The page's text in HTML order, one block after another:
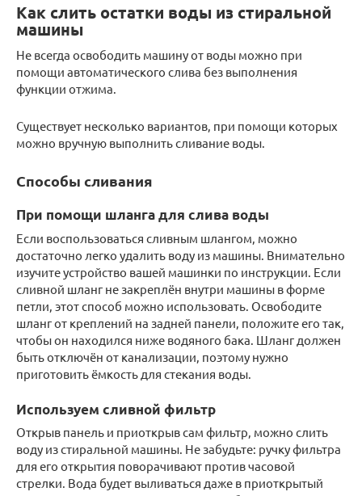
Как слить остатки воды из стиральной
машины
Не всегда освободить машину от воды можно при
помощи автоматического слива без выполнения
функции отжима.
Существует несколько вариантов, при помощи которых
можно вручную выполнить сливание воды.
Способы сливания
При помощи шланга для слива воды
Если воспользоваться сливным шлангом, можно
достаточно легко удалить воду из машины. Внимательно
изучите устройство вашей машинки по инструкции. Если
сливной шланг не закреплён внутри машины в форме
петли, этот способ можно использовать. Освободите
шланг от креплений на задней панели, положите его так,
чтобы он находился ниже водяного бака. Шланг должен
быть отключён от канализации, поэтому нужно
приготовить ёмкость для стекания воды.
Используем сливной фильтр
Открыв панель и приоткрыв сам фильтр, можно слить
воду из стиральной машины. Не забудьте: ручку фильтра
для его открытия поворачивают против часовой
стрелки. Вода будет выливаться даже в приоткрытый